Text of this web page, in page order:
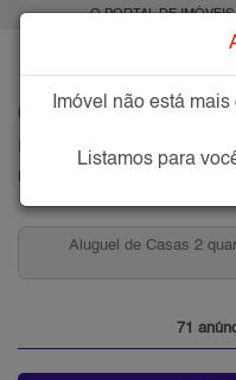
O PORTAL DE
Aluguel de Casas 2
71
Imóvel não está
Listamos para